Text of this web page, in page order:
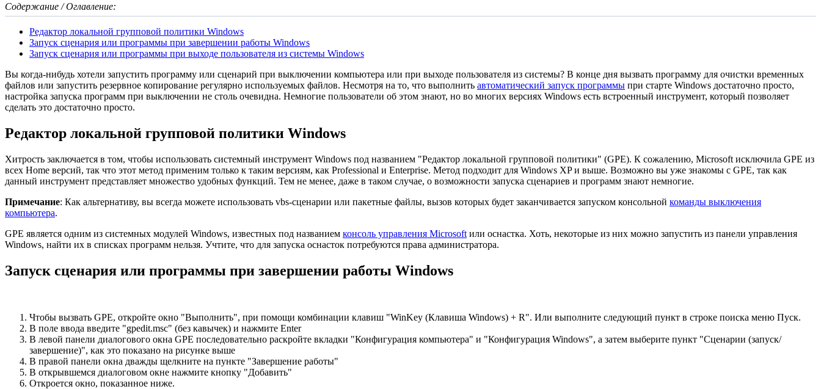
Содержание / Оглавление:
Редактор локальной групповой политики Windows
Запуск сценария или программы при завершении работы Windows
Запуск сценария или программы при выходе пользователя из системы Windows
Вы когда-нибудь хотели запустить программу или сценарий при выключении компьютера или при выходе пользователя из системы? В конце дня вызвать программу для очистки временных
файлов или запустить резервное копирование регулярно используемых файлов. Несмотря на то, что выполнить автоматический запуск программы при старте Windows достаточно просто,
настройка запуска программ при выключении не столь очевидна. Немногие пользователи об этом знают, но во многих версиях Windows есть встроенный инструмент, который позволяет
сделать это достаточно просто.
Редактор локальной групповой политики Windows
Хитрость заключается в том, чтобы использовать системный инструмент Windows под названием "Редактор локальной групповой политики" (GPE). К сожалению, Microsoft исключила GPE из
всех Home версий, так что этот метод применим только к таким версиям, как Professional и Enterprise. Метод подходит для Windows XP и выше. Возможно вы уже знакомы с GPE, так как
данный инструмент представляет множество удобных функций. Тем не менее, даже в таком случае, о возможности запуска сценариев и программ знают немногие.
Примечание: Как альтернативу, вы всегда можете использовать vbs-сценарии или пакетные файлы, вызов которых будет заканчивается запуском консольной команды выключения
компьютера.
GPE является одним из системных модулей Windows, известных под названием консоль управления Microsoft или оснастка. Хоть, некоторые из них можно запустить из панели управления
Windows, найти их в списках программ нельзя. Учтите, что для запуска оснасток потребуются права администратора.
Запуск сценария или программы при завершении работы Windows
Чтобы вызвать GPE, откройте окно "Выполнить", при помощи комбинации клавиш "WinKey (Клавиша Windows) + R". Или выполните следующий пункт в строке поиска меню Пуск.
В поле ввода введите "gpedit.msc" (без кавычек) и нажмите Enter
В левой панели диалогового окна GPE последовательно раскройте вкладки "Конфигурация компьютера" и "Конфигурация Windows", а затем выберите пункт "Сценарии (запуск/
завершение)", как это показано на рисунке выше
В правой панели окна дважды щелкните на пункте "Завершение работы"
В открывшемся диалоговом окне нажмите кнопку "Добавить"
Откроется окно, показанное ниже.